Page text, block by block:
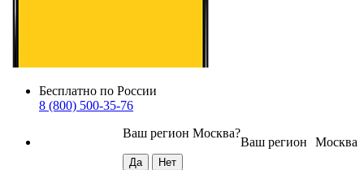
Бесплатно по России
8 (800) 500-35-76
Москва
Ваш регион
Ваш регион Москва?